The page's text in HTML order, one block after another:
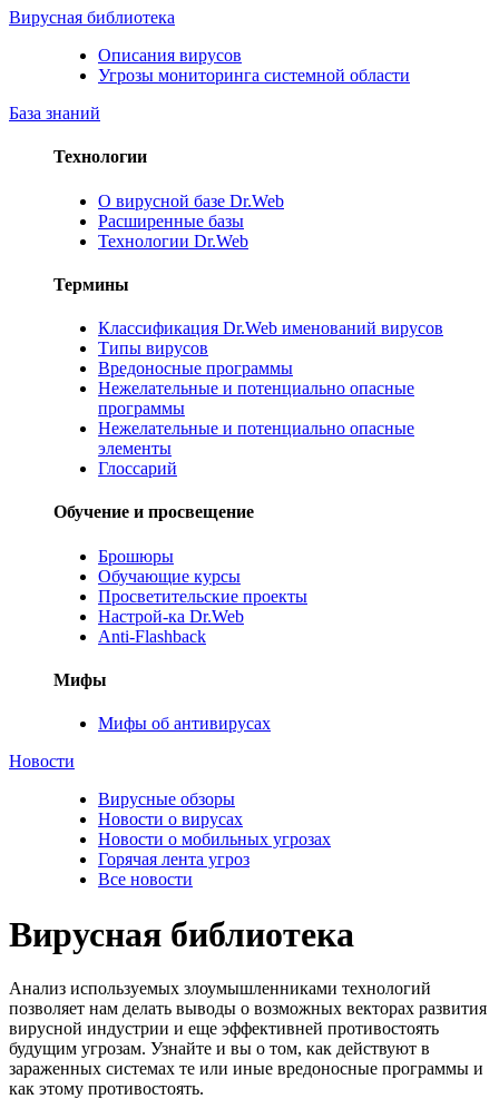
Вирусная библиотека
Описания вирусов
Угрозы мониторинга системной области
База знаний
Технологии
О вирусной базе Dr.Web
Расширенные базы
Технологии Dr.Web
Термины
Классификация Dr.Web именований вирусов
Типы вирусов
Вредоносные программы
Нежелательные и потенциально опасные
программы
Нежелательные и потенциально опасные
элементы
Глоссарий
Обучение и просвещение
Брошюры
Обучающие курсы
Просветительские проекты
Настрой-ка Dr.Web
Anti-Flashback
Мифы
Мифы об антивирусах
Новости
Вирусные обзоры
Новости о вирусах
Новости о мобильных угрозах
Горячая лента угроз
Все новости
Вирусная библиотека
Анализ используемых злоумышленниками технологий
позволяет нам делать выводы о возможных векторах развития
вирусной индустрии и еще эффективней противостоять
будущим угрозам. Узнайте и вы о том, как действуют в
зараженных системах те или иные вредоносные программы и
как этому противостоять.